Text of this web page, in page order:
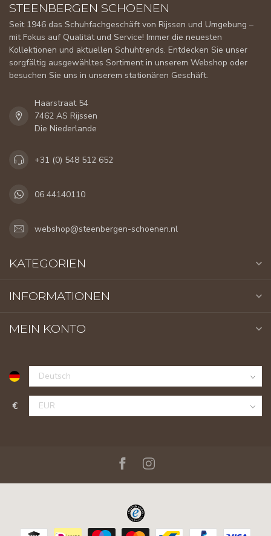
STEENBERGEN SCHOENEN
Seit 1946 das Schuhfachgeschäft von Rijssen und Umgebung –
mit Fokus auf Qualität und Service! Immer die neuesten
Kollektionen und aktuellen Schuhtrends. Entdecken Sie unser
sorgfältig ausgewähltes Sortiment in unserem Webshop oder
besuchen Sie uns in unserem stationären Geschäft.
Haarstraat 54
7462 AS Rijssen
Die Niederlande
+31 (0) 548 512 652
06 44140110
webshop@steenbergen-schoenen.nl
KATEGORIEN
INFORMATIONEN
MEIN KONTO
€